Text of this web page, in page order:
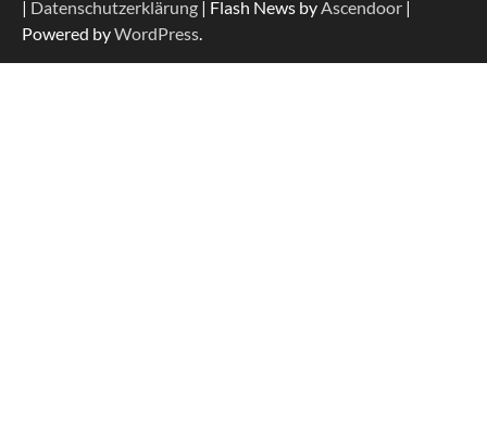
| Datenschutzerklärung | Flash News by Ascendoor |
Powered byWordPress